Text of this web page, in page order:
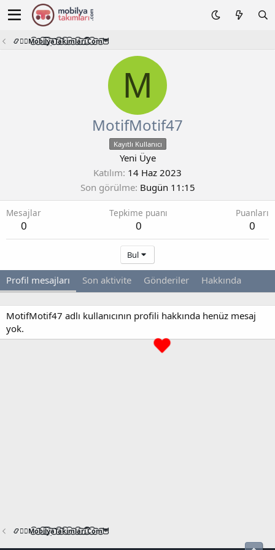
📿🧙‍♂️M͜͡o͜͡b͜͡i͜͡l͜͡y͜͡a͜͡T͜͡a͜͡k͜͡i͜͡m͜͡l͜͡a͜͡r͜͡i͜͡.͜͡C͜͡o͜͡m͜͡🦉
M
MotifMotif47
Kayıtlı Kullanıcı
Yeni Üye
Katılım 14 Haz 2023
Son görülme Bugün 11:15
Mesajlar
0
Tepkime puanı
0
Puanları
0
Bul
Profil mesajları Son aktivite Gönderiler Hakkında
MotifMotif47 adlı kullanıcının profili hakkında henüz mesaj
yok.
📿🧙‍♂️M͜͡o͜͡b͜͡i͜͡l͜͡y͜͡a͜͡T͜͡a͜͡k͜͡i͜͡m͜͡l͜͡a͜͡r͜͡i͜͡.͜͡C͜͡o͜͡m͜͡🦉